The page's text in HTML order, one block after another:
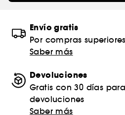
Envío gratis
Por compras
Saber más
Devoluciones
Gratis con 30 días
devoluciones
Saber más